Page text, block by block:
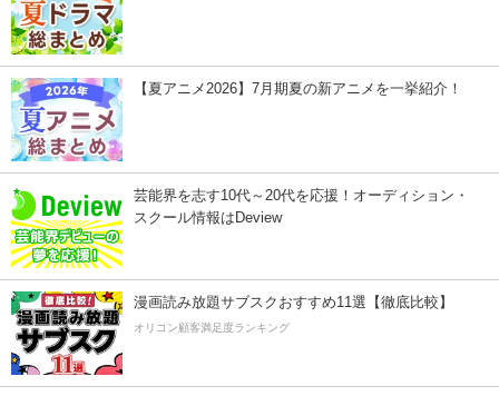
【夏アニメ2026】7月期夏の新アニメを一挙紹介！
芸能界を志す10代～20代を応援！オーディション・
スクール情報はDeview
漫画読み放題サブスクおすすめ11選【徹底比較】
オリコン顧客満足度ランキング